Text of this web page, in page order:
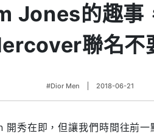
Jones的趣
聯名不
#Dior Men 2018-06-21
秀在即，但讓我們時間往前